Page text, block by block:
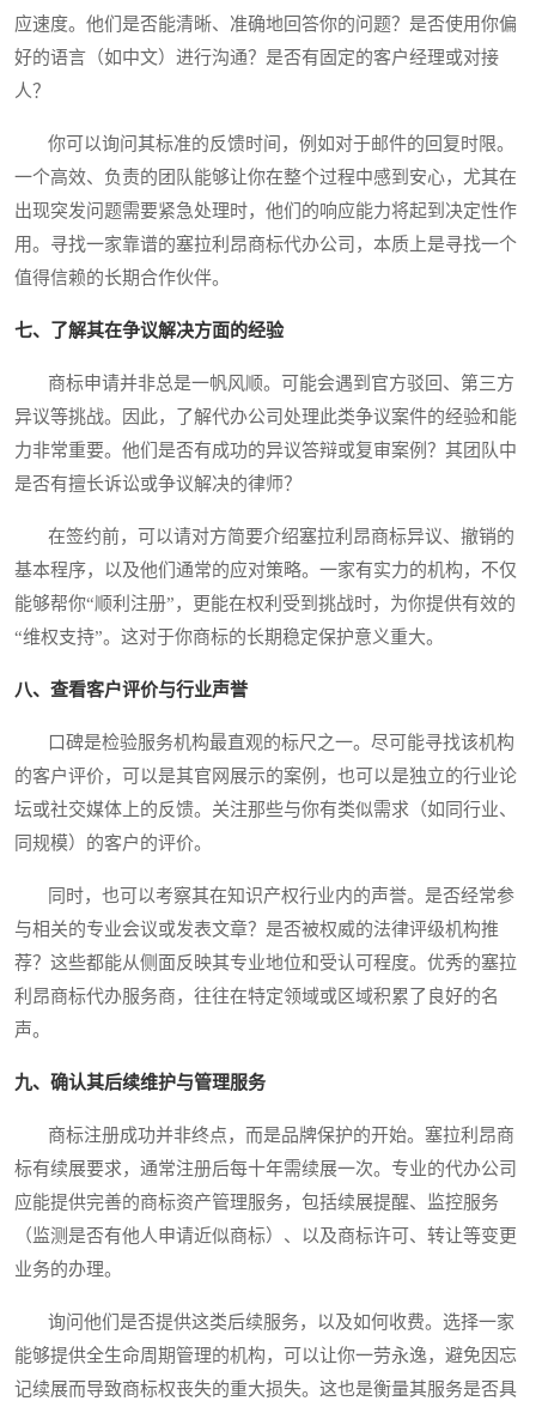
应速度。他们是否能清晰、准确地回答你的问题？是否使用你偏
好的语言（如中文）进行沟通？是否有固定的客户经理或对接
人？
你可以询问其标准的反馈时间，例如对于邮件的回复时限。
一个高效、负责的团队能够让你在整个过程中感到安心，尤其在
出现突发问题需要紧急处理时，他们的响应能力将起到决定性作
用。寻找一家靠谱的塞拉利昂商标代办公司，本质上是寻找一个
值得信赖的长期合作伙伴。
七、了解其在争议解决方面的经验
商标申请并非总是一帆风顺。可能会遇到官方驳回、第三方
异议等挑战。因此，了解代办公司处理此类争议案件的经验和能
力非常重要。他们是否有成功的异议答辩或复审案例？其团队中
是否有擅长诉讼或争议解决的律师？
在签约前，可以请对方简要介绍塞拉利昂商标异议、撤销的
基本程序，以及他们通常的应对策略。一家有实力的机构，不仅
能够帮你“顺利注册”，更能在权利受到挑战时，为你提供有效的
“维权支持”。这对于你商标的长期稳定保护意义重大。
八、查看客户评价与行业声誉
口碑是检验服务机构最直观的标尺之一。尽可能寻找该机构
的客户评价，可以是其官网展示的案例，也可以是独立的行业论
坛或社交媒体上的反馈。关注那些与你有类似需求（如同行业、
同规模）的客户的评价。
同时，也可以考察其在知识产权行业内的声誉。是否经常参
与相关的专业会议或发表文章？是否被权威的法律评级机构推
荐？这些都能从侧面反映其专业地位和受认可程度。优秀的塞拉
利昂商标代办服务商，往往在特定领域或区域积累了良好的名
声。
九、确认其后续维护与管理服务
商标注册成功并非终点，而是品牌保护的开始。塞拉利昂商
标有续展要求，通常注册后每十年需续展一次。专业的代办公司
应能提供完善的商标资产管理服务，包括续展提醒、监控服务
（监测是否有他人申请近似商标）、以及商标许可、转让等变更
业务的办理。
询问他们是否提供这类后续服务，以及如何收费。选择一家
能够提供全生命周期管理的机构，可以让你一劳永逸，避免因忘
记续展而导致商标权丧失的重大损失。这也是衡量其服务是否具